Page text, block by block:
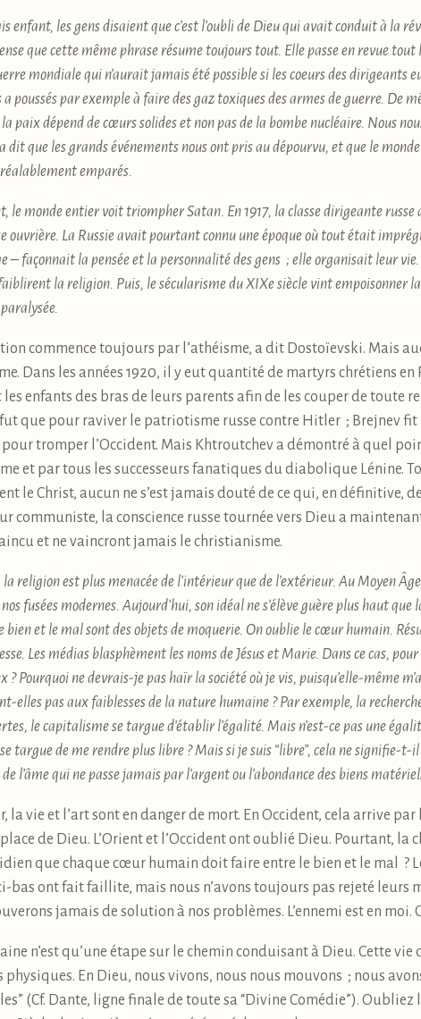
enfant, les gens disaient que c’est l’oubli de Dieu qui avait conduit à la
que cette même phrase résume toujours tout. Elle passe en revue
mondiale qui n’aurait jamais été possible si les coeurs des dirigeants
poussés par exemple à faire des gaz toxiques des armes de guerre. De
paix dépend de cœurs solides et non pas de la bombe nucléaire. Nous
dit que les grands événements nous ont pris au dépourvu, et que le
emparés.
le monde entier voit triompher Satan. En 1917, la classe dirigeante
ouvrière. La Russie avait pourtant connu une époque où tout était
– façonnait la pensée et la personnalité des gens ; elle organisait leur
la religion. Puis, le sécularisme du XIXe siècle vint empoisonner
commence toujours par l’athéisme, a dit Dostoïevski. Mais
Dans les années 1920, il y eut quantité de martyrs chrétiens en
enfants des bras de leurs parents afin de les couper de toute
fut que pour raviver le patriotisme russe contre Hitler ; Brejnev
pour tromper l’Occident. Mais Khtroutchev a démontré à quel
et par tous les successeurs fanatiques du diabolique Lénine.
le Christ, aucun ne s’est jamais douté de ce qui, en définitive,
communiste, la conscience russe tournée vers Dieu a
et ne vaincront jamais le christianisme.
la religion est plus menacée de l’intérieur que de l’extérieur. Au Moyen
nos fusées modernes. Aujourd’hui, son idéal ne s’élève guère plus haut
bien et le mal sont des objets de moquerie. On oublie le cœur humain.
Les médias blasphèment les noms de Jésus et Marie. Dans ce cas,
? Pourquoi ne devrais-je pas haïr la société où je vis, puisqu’elle-même
elles pas aux faiblesses de la nature humaine ? Par exemple, la
le capitalisme se targue d’établir l’égalité. Mais n’est-ce pas une
targue de me rendre plus libre ? Mais si je suis “libre”, cela ne signifie-
l’âme qui ne passe jamais par l’argent ou l’abondance des biens
la vie et l’art sont en danger de mort. En Occident, cela arrive
de Dieu. L’Orient et l’Occident ont oublié Dieu. Pourtant, la
que chaque cœur humain doit faire entre le bien et le mal ?
bas ont fait faillite, mais nous n’avons toujours pas rejeté leurs
jamais de solution à nos problèmes. L’ennemi est en moi.
n’est qu’une étape sur le chemin conduisant à Dieu. Cette
physiques. En Dieu, nous vivons, nous nous mouvons ; nous
(Cf. Dante, ligne finale de toute sa “Divine Comédie”).